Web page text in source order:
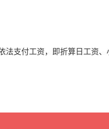
支付工资，即折算日工资